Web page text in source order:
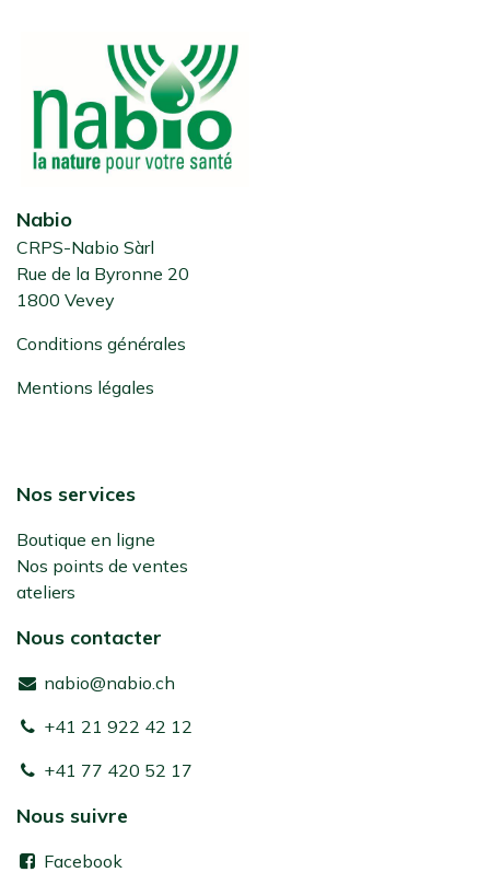
Nabio
CRPS-Nabio Sàrl
Rue de la Byronne 20
1800 Vevey
Conditions générales
Mentions légales
Nos services
Boutique en ligne
Nos points de ventes
ateliers
Nous contacter
nabio@nabio.ch
+41 21 922 42 12
+41 77 420 52 17
Nous suivre
Facebook